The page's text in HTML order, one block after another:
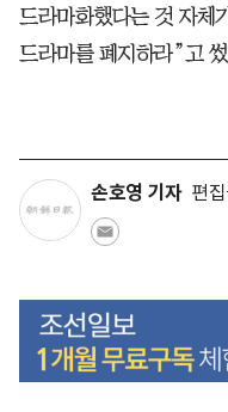
드라마화했다는 것 자체
드라마를 폐지하라”고
손호영 기자 편